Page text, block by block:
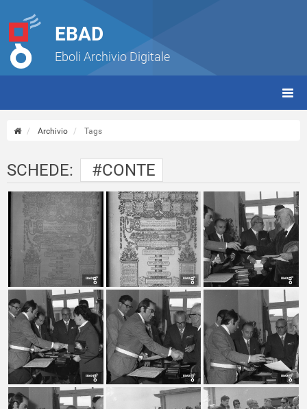
EBAD
Eboli Archivio Digitale
Archivio Tags
SCHEDE: #CONTE